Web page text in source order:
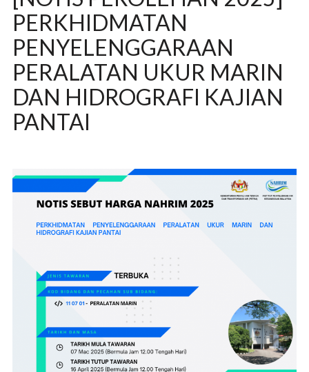
PERKHIDMATAN
PENYELENGGARAAN
PERALATAN UKUR MARIN
DAN HIDROGRAFI KAJIAN
PANTAI